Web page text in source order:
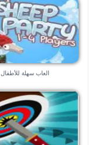
العاب سهلة للأطفال